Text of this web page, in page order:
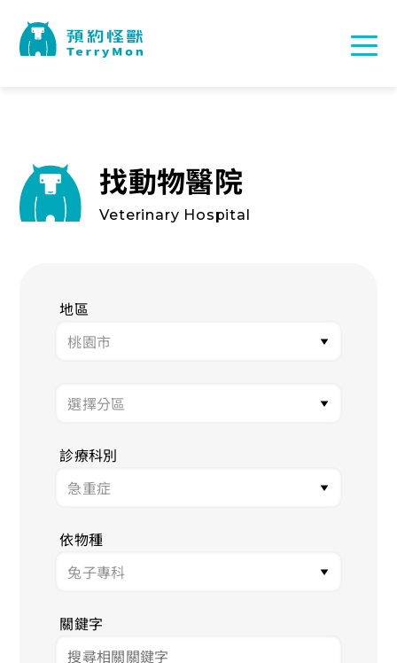
找動物醫院
Veterinary Hospital
地區
診療科別
依物種
關鍵字